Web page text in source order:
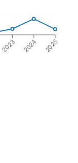
2023 2024 2025